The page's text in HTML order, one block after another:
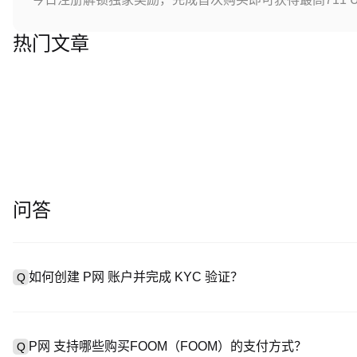
热门文章
问答
Q 如何创建 P网 账户并完成 KYC 验证？
Q P网 支持哪些购买FOOM（FOOM）的支付方式？